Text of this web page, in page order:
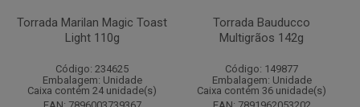
Torrada Marilan Magic Toast
Light 110g
Código: 234625
Embalagem: Unidade
Caixa contém 24 unidade(s)
Torrada Bauducco
Multigrãos 142g
Código: 149877
Embalagem: Unidade
Caixa contém 36 unidade(s)